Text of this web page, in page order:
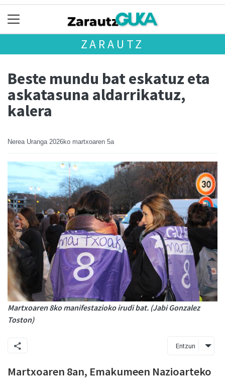
ZARAUTZ
Beste mundu bat eskatuz eta
askatasuna aldarrikatuz,
kalera
Nerea Uranga 2026ko martxoaren 5a
Martxoaren 8ko manifestazioko irudi bat. (Jabi Gonzalez
Toston)
Entzun
Martxoaren 8an, Emakumeen Nazioarteko